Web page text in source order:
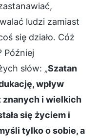
ludzi zamiast
się działo. Cóż
Później
słów: „Szatan
wpływ
znanych i wielkich
się życiem i
tylko o sobie, a